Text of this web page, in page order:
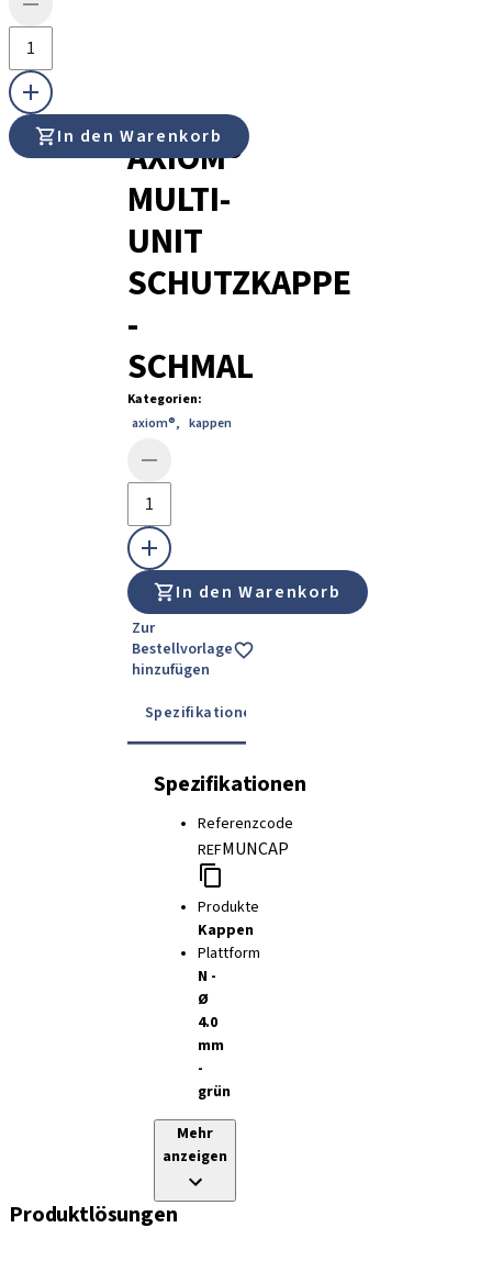
In den Warenkorb
AXIOM®
MULTI-
UNIT
SCHUTZKAPPE
-
SCHMAL
Kategorien:
axiom®, kappen
In den Warenkorb
Zur
Bestellvorlage
hinzufügen
Spezifikationen
Spezifikationen
Referenzcode
REFMUNCAP
Produkte
Kappen
Plattform
N -
Ø
4.0
mm
-
grün
Mehr
anzeigen
Produktlösungen